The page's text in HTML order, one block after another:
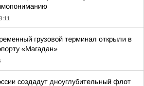
грузовой терминал открыли в
«Магадан»
создадут дноуглубительный флот